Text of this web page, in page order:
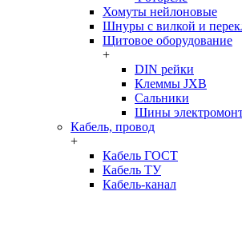
Хомуты нейлоновые
Шнуры с вилкой и
Щитовое оборудование
+
DIN рейки
Клеммы JXB
Сальники
Шины
Кабель, провод
+
Кабель ГОСТ
Кабель ТУ
Кабель-канал